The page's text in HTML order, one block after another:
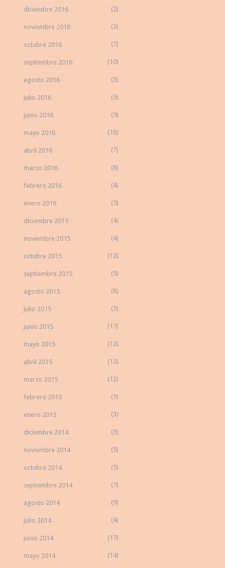
diciembre 2016 (2)
noviembre 2016 (3)
octubre 2016 (7)
septiembre 2016 (10)
agosto 2016 (5)
julio 2016 (5)
junio 2016 (9)
mayo 2016 (18)
abril 2016 (7)
marzo 2016 (8)
febrero 2016 (4)
enero 2016 (5)
diciembre 2015 (4)
noviembre 2015 (4)
octubre 2015 (12)
septiembre 2015 (5)
agosto 2015 (8)
julio 2015 (3)
junio 2015 (17)
mayo 2015 (12)
abril 2015 (12)
marzo 2015 (12)
febrero 2015 (3)
enero 2015 (3)
diciembre 2014 (3)
noviembre 2014 (5)
octubre 2014 (5)
septiembre 2014 (7)
agosto 2014 (9)
julio 2014 (4)
junio 2014 (17)
mayo 2014 (14)